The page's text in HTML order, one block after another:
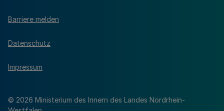
© 2026 Ministerium des Innern des Landes Nordrhein-
Barriere melden
Datenschutz
Impressum